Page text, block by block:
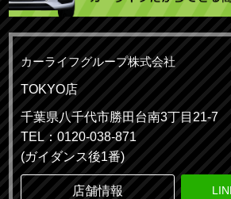
カーライフグループ株式会社
TOKYO店
千葉県八千代市勝田台南3丁目21-7
TEL：0120-038-871
(ガイダンス後1番)
店舗情報